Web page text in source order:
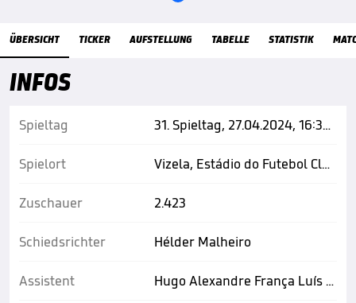
ÜBERSICHT TICKER AUFSTELLUNG TABELLE STATISTIK
Übersicht
INFOS
Spieltag
Spielort
Zuschauer
Schiedsrichter
Assistent
31. Spieltag, 27.04.2024, 16:30 Uhr
Vizela, Estádio do Futebol Clube de Vizela
2.423
Hélder Malheiro
Hugo Alexandre França Luís Coimbra